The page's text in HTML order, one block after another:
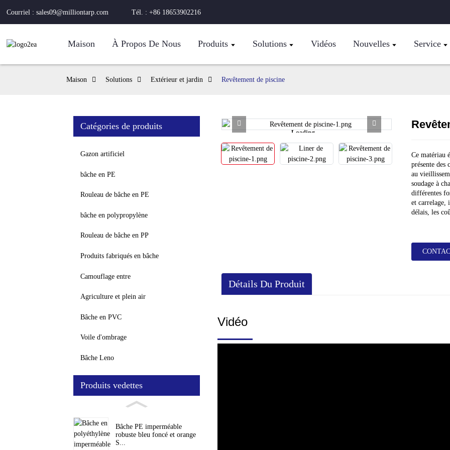
Courriel : sales09@milliontarp.com Tél. : +86 18653902216
Maison À Propos De Nous Produits Solutions Vidéos Nouvelles Service
Maison Solutions Extérieur et jardin Revêtement de piscine
Catégories de produits
Gazon artificiel
bâche en PE
Rouleau de bâche en PE
bâche en polypropylène
Rouleau de bâche en PP
Produits fabriqués en bâche
Camouflage entre
Agriculture et plein air
Bâche en PVC
Voile d'ombrage
Bâche Leno
Produits vedettes
Bâche PE imperméable
robuste bleu foncé et orange
S...
Loading...
Loading... Loading...
Loading...
Ce matériau
présente des
au
soudage à
différentes
et carrelage,
délais, les
Détails Du Produit
Vidéo